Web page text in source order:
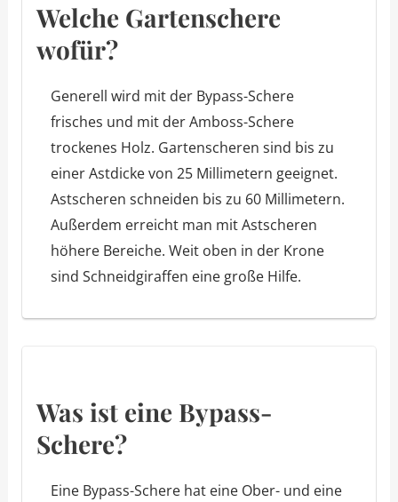
Welche Gartenschere
wofür?
Generell wird mit der Bypass-Schere
frisches und mit der Amboss-Schere
trockenes Holz. Gartenscheren sind bis zu
einer Astdicke von 25 Millimetern geeignet.
Astscheren schneiden bis zu 60 Millimetern.
Außerdem erreicht man mit Astscheren
höhere Bereiche. Weit oben in der Krone
sind Schneidgiraffen eine große Hilfe.
Was ist eine Bypass-
Schere?
Eine Bypass-Schere hat eine Ober- und eine